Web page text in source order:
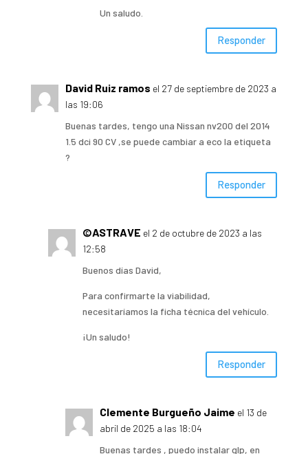
Un saludo.
Responder
David Ruiz ramos el 27 de septiembre de 2023 a
las 19:06
Buenas tardes, tengo una Nissan nv200 del 2014
1.5 dci 90 CV ,se puede cambiar a eco la etiqueta
?
Responder
©ASTRAVE el 2 de octubre de 2023 a las
12:58
Buenos días David,
Para confirmarte la viabilidad,
necesitaríamos la ficha técnica del vehículo.
¡Un saludo!
Responder
Clemente Burgueño Jaime el 13 de
abril de 2025 a las 18:04
Buenas tardes , puedo instalar glp, en